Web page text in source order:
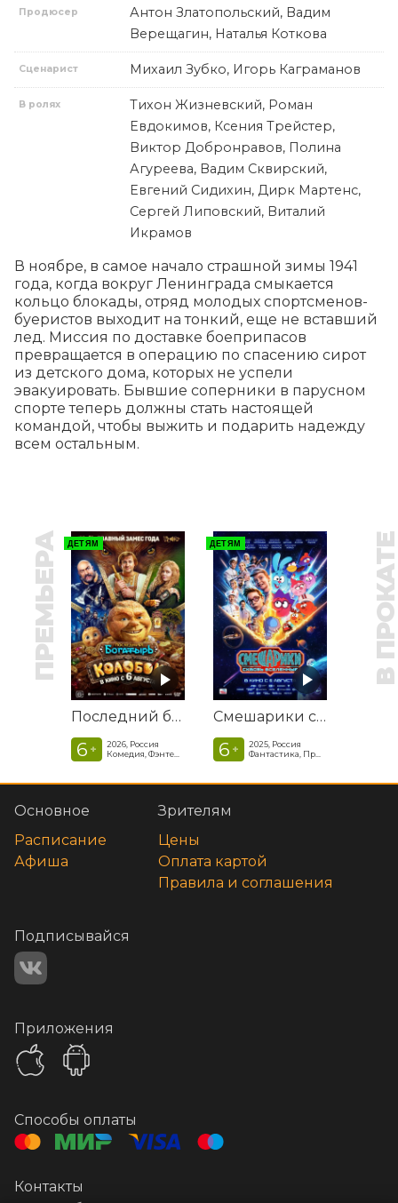
Продюсер
Антон Златопольский, Вадим
Верещагин, Наталья Коткова
Сценарист Михаил Зубко, Игорь Каграманов
В ролях
Тихон Жизневский, Роман
Евдокимов, Ксения Трейстер,
Виктор Добронравов, Полина
Агуреева, Вадим Сквирский,
Евгений Сидихин, Дирк Мартенс,
Сергей Липовский, Виталий
Икрамов
В ноябре, в самое начало страшной зимы 1941
года, когда вокруг Ленинграда смыкается
кольцо блокады, отряд молодых спортсменов-
буеристов выходит на тонкий, еще не вставший
лед. Миссия по доставке боеприпасов
превращается в операцию по спасению сирот
из детского дома, которых не успели
эвакуировать. Бывшие соперники в парусном
спорте теперь должны стать настоящей
командой, чтобы выжить и подарить надежду
всем остальным.
ПРЕМЬЕРА ДЕТЯМ
Последний богатырь. Колобок
6 +
2026, Россия
Комедия, Фэнтези, Приключения
ДЕТЯМ
Смешарики сквозь вселенные
6 +
2025, Россия
Фантастика, Приключенческая комедия
В
Основное
Расписание
Афиша
Зрителям
Цены
Оплата картой
Правила и соглашения
Подписывайся
Приложения
Способы оплаты
Контакты